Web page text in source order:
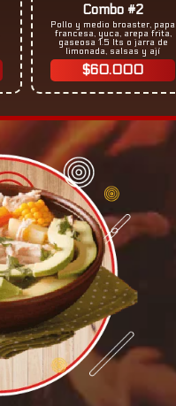
Combo #2
Pollo y medio broaster, papa
francesa, yuca, arepa frita,
gaseosa 1.5 lts o jarra de
limonada, salsas y ají
$60.000